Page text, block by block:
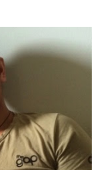
सञ्चालन गरिररहेको
प्राप्त गर्न पनि असमर्थ
पत्तासाफ हुन पुग्यो । र, तिनै
पटक एक सुन्दर हिमाली